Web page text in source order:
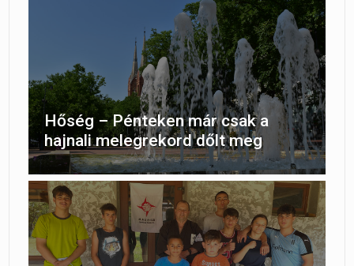
Hőség – Pénteken már csak a
hajnali melegrekord dőlt meg